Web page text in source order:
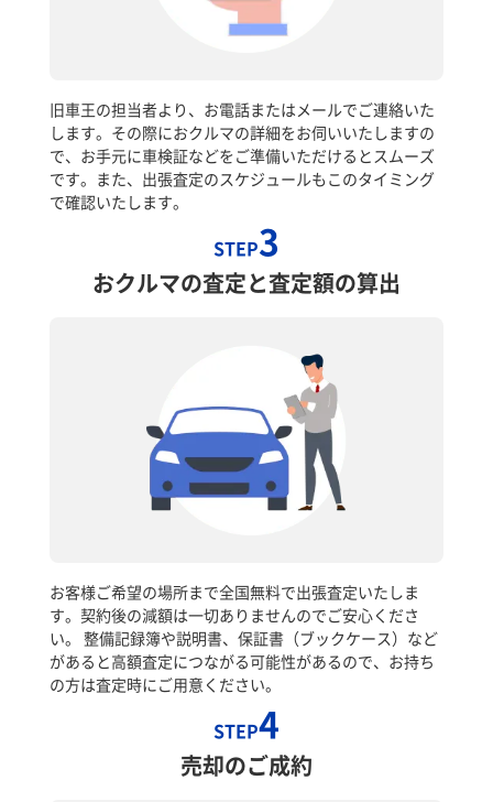
旧車王の担当者より、お電話またはメールでご連絡いた
します。その際におクルマの詳細をお伺いいたしますの
で、お手元に車検証などをご準備いただけるとスムーズ
です。また、出張査定のスケジュールもこのタイミング
で確認いたします。
STEP3
おクルマの査定と査定額の算出
お客様ご希望の場所まで全国無料で出張査定いたしま
す。契約後の減額は一切ありませんのでご安心くださ
い。 整備記録簿や説明書、保証書（ブックケース）など
があると高額査定につながる可能性があるので、お持ち
の方は査定時にご用意ください。
STEP4
売却のご成約